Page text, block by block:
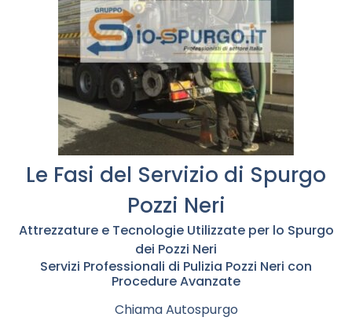
Le Fasi del Servizio di Spurgo
Pozzi Neri
Attrezzature e Tecnologie Utilizzate per lo Spurgo
dei Pozzi Neri
Servizi Professionali di Pulizia Pozzi Neri con
Procedure Avanzate
Chiama Autospurgo